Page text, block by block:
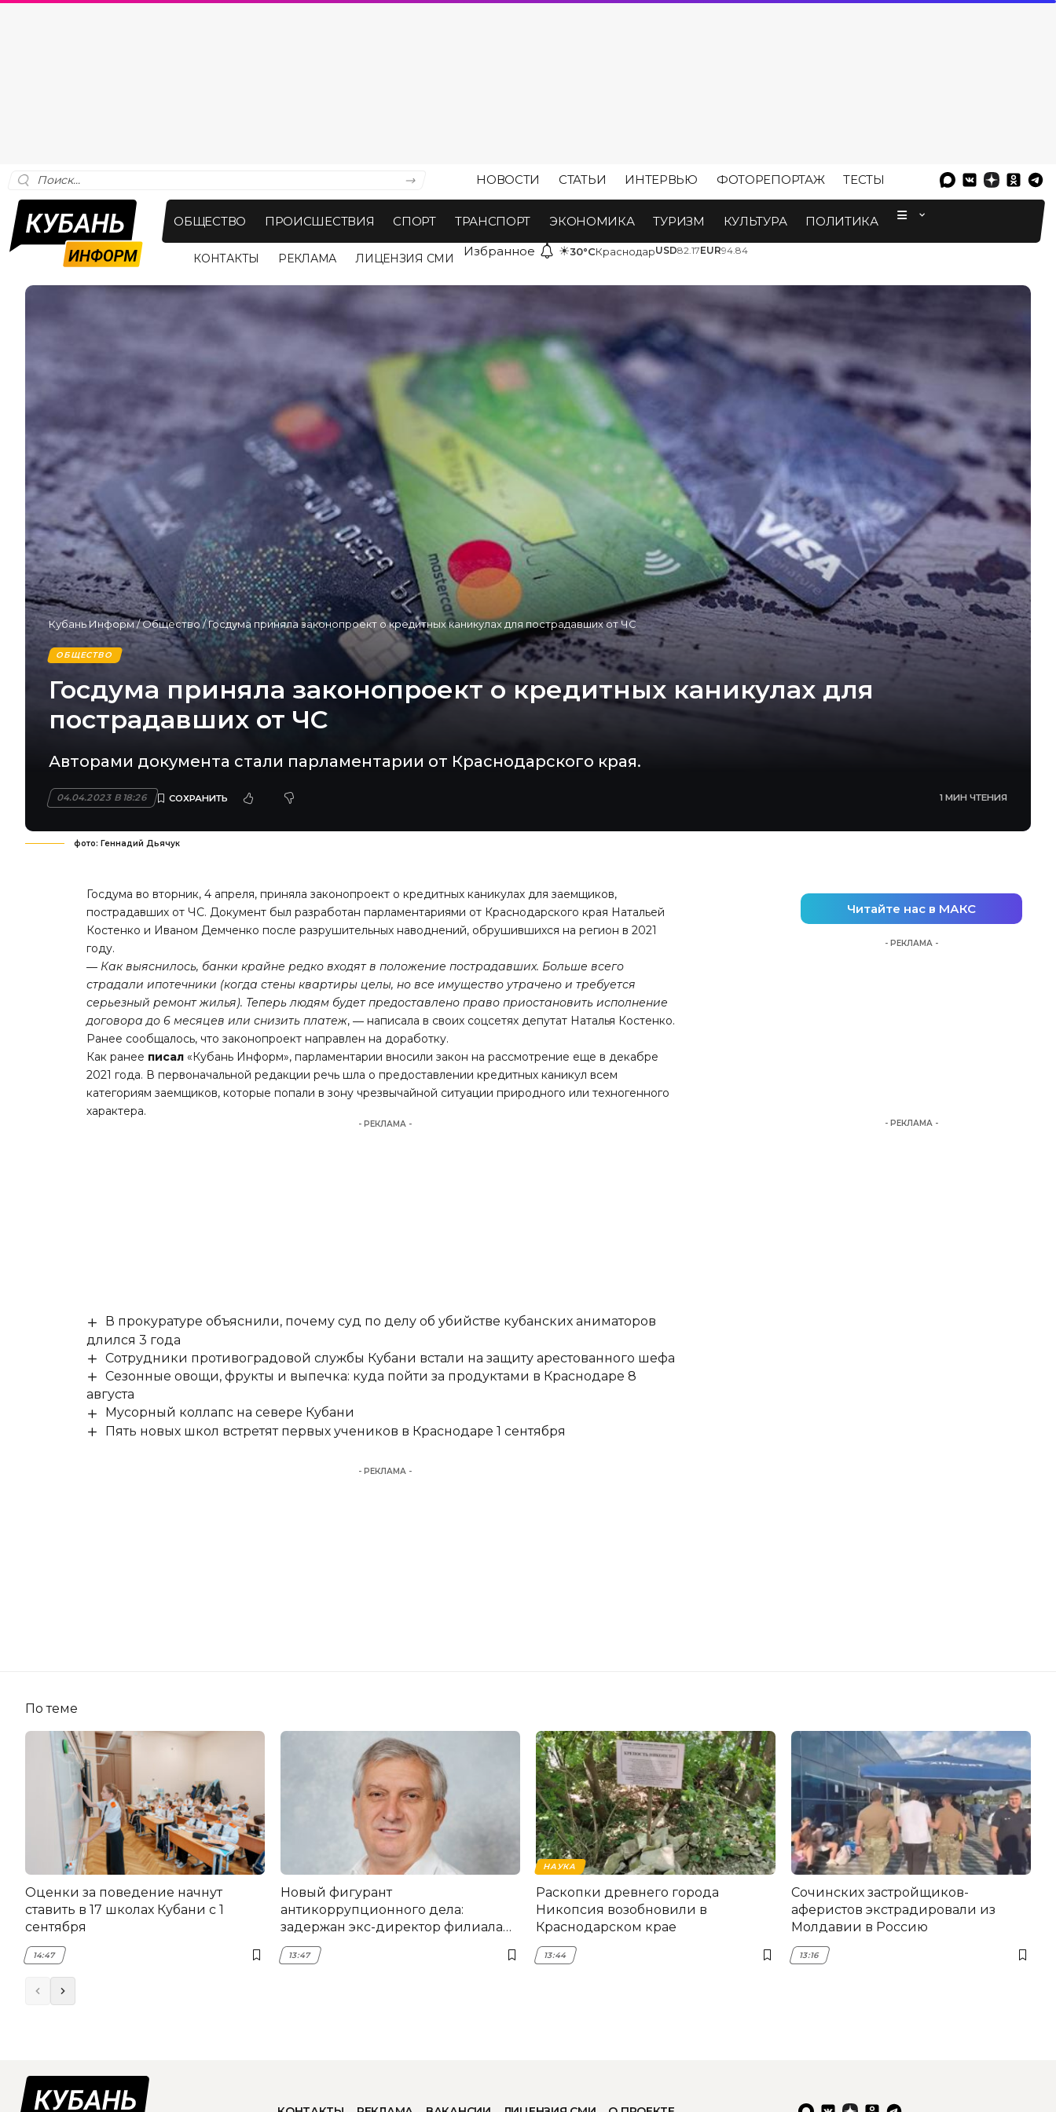
НОВОСТИ СТАТЬИ ИНТЕРВЬЮ ФОТОРЕПОРТАЖ ТЕСТЫ
ОБЩЕСТВО ПРОИСШЕСТВИЯ СПОРТ ТРАНСПОРТ ЭКОНОМИКА ТУРИЗМ КУЛЬТУРА ПОЛИТИКА
КОНТАКТЫ РЕКЛАМА ЛИЦЕНЗИЯ СМИ Избранное ☀30°CКраснодарUSD82.17EUR94.84
Кубань Информ/Общество/Госдума приняла законопроект о кредитных каникулах для пострадавших от ЧС
ОБЩЕСТВО
Госдума приняла законопроект о кредитных каникулах для
пострадавших от ЧС
Авторами документа стали парламентарии от Краснодарского края.
04.04.2023 В 18:26 1 МИН ЧТЕНИЯ
фото: Геннадий Дьячук
Госдума во вторник, 4 апреля, приняла законопроект о кредитных каникулах для заемщиков,
пострадавших от ЧС. Документ был разработан парламентариями от Краснодарского края Натальей
Костенко и Иваном Демченко после разрушительных наводнений, обрушившихся на регион в 2021
году.
― Как выяснилось, банки крайне редко входят в положение пострадавших. Больше всего
страдали ипотечники (когда стены квартиры целы, но все имущество утрачено и требуется
серьезный ремонт жилья). Теперь людям будет предоставлено право приостановить исполнение
договора до 6 месяцев или снизить платеж, ― написала в своих соцсетях депутат Наталья Костенко.
Ранее сообщалось, что законопроект направлен на доработку.
Как ранее писал «Кубань Информ», парламентарии вносили закон на рассмотрение еще в декабре
2021 года. В первоначальной редакции речь шла о предоставлении кредитных каникул всем
категориям заемщиков, которые попали в зону чрезвычайной ситуации природного или техногенного
характера.
- РЕКЛАМА -
В прокуратуре объяснили, почему суд по делу об убийстве кубанских аниматоров
длился 3 года
Сотрудники противоградовой службы Кубани встали на защиту арестованного шефа
Сезонные овощи, фрукты и выпечка: куда пойти за продуктами в Краснодаре 8
августа
Мусорный коллапс на севере Кубани
Пять новых школ встретят первых учеников в Краснодаре 1 сентября
- РЕКЛАМА -
Читайте нас в МАКС
- РЕКЛАМА -
- РЕКЛАМА -
По теме
Оценки за поведение начнут
ставить в 17 школах Кубани с 1
сентября
14:47
Новый фигурант
антикоррупционного дела:
задержан экс-директор филиала
НЭСК Крымска
13:47
НАУКА
Раскопки древнего города
Никопсия возобновили в
Краснодарском крае
13:44
Сочинских застройщиков-
аферистов экстрадировали из
Молдавии в Россию
13:16